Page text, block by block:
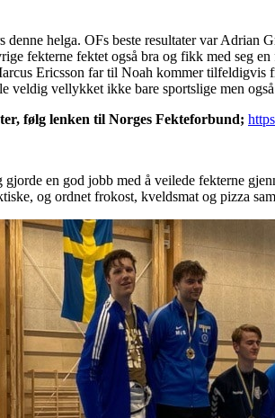
helga. OFs beste resultater var Adrian
fekterne fektet også bra og fikk med seg
Ericsson far til Noah kommer
veldig vellykket ikke bare sportslige men
følg lenken til Norges Fekteforbund;
en god jobb med å veilede fekterne
og ordnet frokost, kveldsmat og pizza